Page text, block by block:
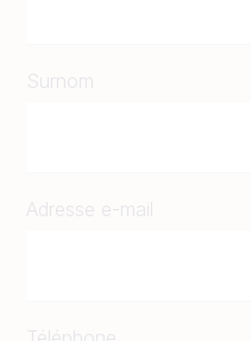
Surnom
Adresse e-mail